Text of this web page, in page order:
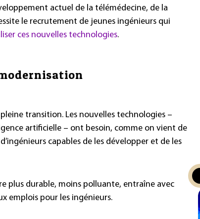
actuel de la télémédecine, de la
le recrutement de jeunes ingénieurs qui
ces nouvelles technologies.
transition. Les nouvelles technologies –
artificielle – ont besoin, comme on vient de
capables de les développer et de les
plus durable, moins polluante, entraîne avec
emplois pour les ingénieurs.